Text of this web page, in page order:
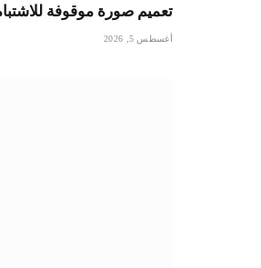
تعميم صورة موقوفة
أغسطس 5, 2026